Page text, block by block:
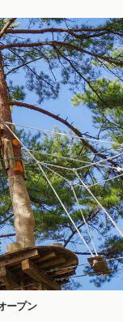
ープン